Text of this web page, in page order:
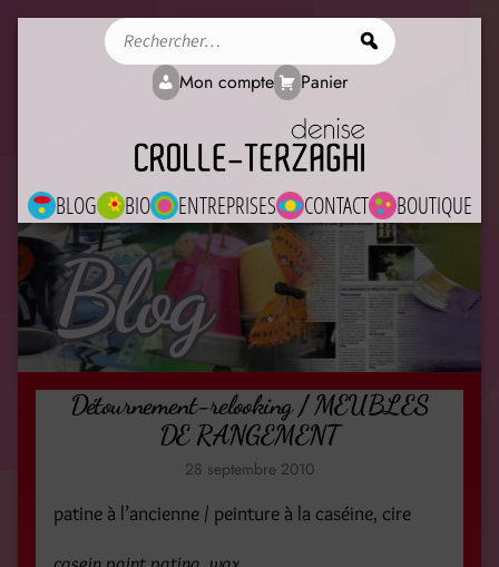
BLOG BIO ENTREPRISES CONTACT BOUTIQUE
Mon compte Panier
Blog
Détournement-relooking / MEUBLES
DE RANGEMENT
28 septembre 2010
patine à l’ancienne / peinture à la caséine, cire